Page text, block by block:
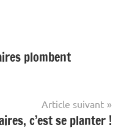
plombent
Article suivant
c’est se planter !